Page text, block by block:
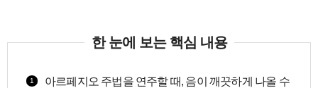
한 눈에 보는 핵심 내용
1
아르페지오 주법을 연주할 때, 음이 깨끗하게 나올 수